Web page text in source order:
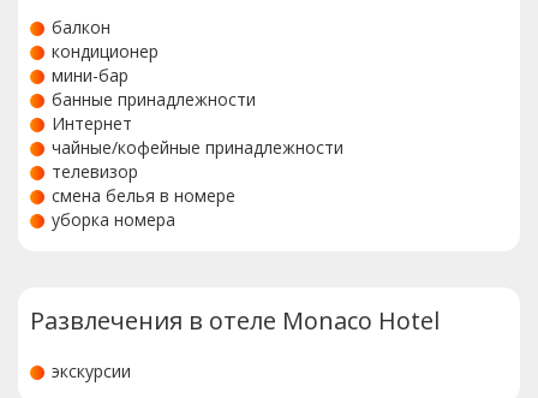
балкон
кондиционер
мини-бар
банные принадлежности
Интернет
чайные/кофейные принадлежности
телевизор
смена белья в номере
уборка номера
Развлечения в отеле Monaco Hotel
экскурсии